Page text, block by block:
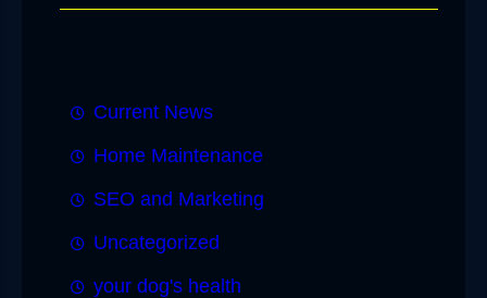
Current News
Home Maintenance
SEO and Marketing
Uncategorized
your dog's health